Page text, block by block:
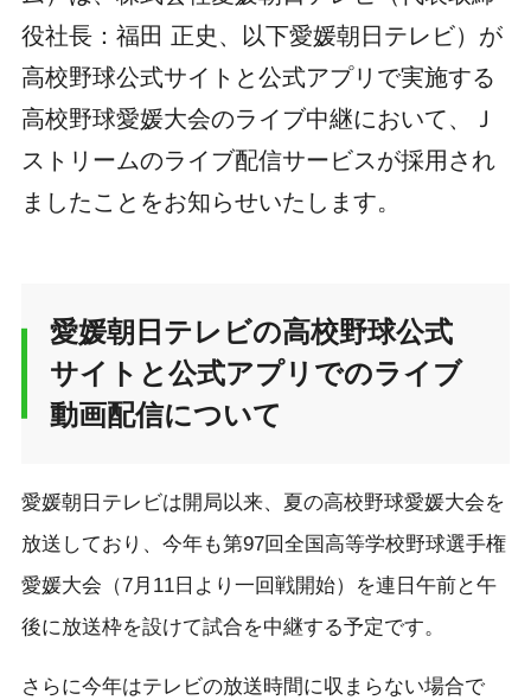
役社長：福田 正史、以下愛媛朝日テレビ）が
高校野球公式サイトと公式アプリで実施する
高校野球愛媛大会のライブ中継において、Ｊ
ストリームのライブ配信サービスが採用され
ましたことをお知らせいたします。
愛媛朝日テレビの高校野球公式
サイトと公式アプリでのライブ
動画配信について
愛媛朝日テレビは開局以来、夏の高校野球愛媛大会を
放送しており、今年も第97回全国高等学校野球選手権
愛媛大会（7月11日より一回戦開始）を連日午前と午
後に放送枠を設けて試合を中継する予定です。
さらに今年はテレビの放送時間に収まらない場合で